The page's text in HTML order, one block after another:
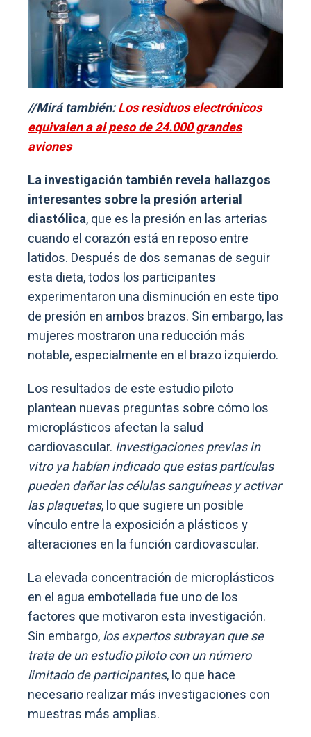
//Mirá también:Los residuos electrónicos
equivalen a al peso de 24.000 grandes
aviones
La investigación también revela hallazgos
interesantes sobre la presión arterial
diastólica, que es la presión en las arterias
cuando el corazón está en reposo entre
latidos. Después de dos semanas de seguir
esta dieta, todos los participantes
experimentaron una disminución en este tipo
de presión en ambos brazos. Sin embargo, las
mujeres mostraron una reducción más
notable, especialmente en el brazo izquierdo.
Los resultados de este estudio piloto
plantean nuevas preguntas sobre cómo los
microplásticos afectan la salud
cardiovascular. Investigaciones previas in
vitro ya habían indicado que estas partículas
pueden dañar las células sanguíneas y activar
las plaquetas, lo que sugiere un posible
vínculo entre la exposición a plásticos y
alteraciones en la función cardiovascular.
La elevada concentración de microplásticos
en el agua embotellada fue uno de los
factores que motivaron esta investigación.
Sin embargo,los expertos subrayan que se
trata de un estudio piloto con un número
limitado de participantes, lo que hace
necesario realizar más investigaciones con
muestras más amplias.